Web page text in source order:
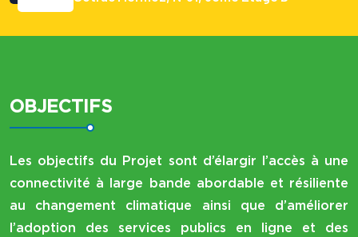
OBJECTIFS
Les objectifs du Projet sont d’élargir l’accès à une
connectivité à large bande abordable et résiliente
au changement climatique ainsi que d’améliorer
l’adoption des services publics en ligne et des